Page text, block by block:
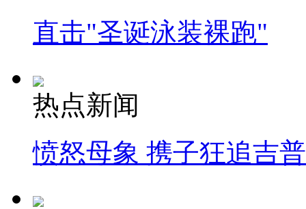
直击"圣诞泳装裸跑"
热点新闻
愤怒母象 携子狂追吉